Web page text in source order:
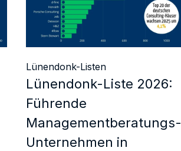
Lünendonk-Listen
Lünendonk-Liste 2026:
Führende
Managementberatungs-
Unternehmen in